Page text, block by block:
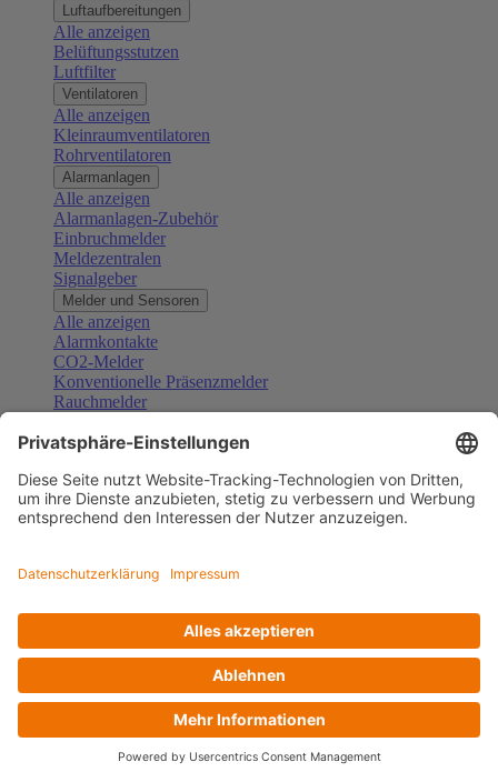
Luftaufbereitungen
Alle anzeigen
Belüftungsstutzen
Luftfilter
Ventilatoren
Alle anzeigen
Kleinraumventilatoren
Rohrventilatoren
Alarmanlagen
Alle anzeigen
Alarmanlagen-Zubehör
Einbruchmelder
Meldezentralen
Signalgeber
Melder und Sensoren
Alle anzeigen
Alarmkontakte
CO2-Melder
Konventionelle Präsenzmelder
Rauchmelder
Gefahrenmelder
Türsprechanlagen
Alle anzeigen
Außenstationen
Klingeltaster und Gongs
Sprechanlagen-Sets
Zubehör Türkommunikation
Videoüberwachung
Zubehör Videoüberwachung
Alle anzeigen